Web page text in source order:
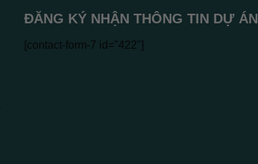
ĐĂNG KÝ NHẬN THÔNG TIN DỰ ÁN
[contact-form-7 id="422"]